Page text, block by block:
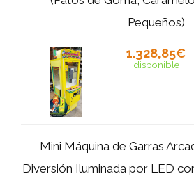
Pequeños)
1.328,85€
disponible
Mini Máquina de Garras
Diversión Iluminada por LED